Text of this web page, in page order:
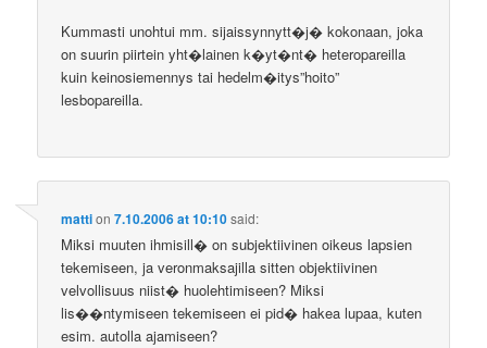
Kummasti unohtui mm. sijaissynnytt�j� kokonaan, joka
on suurin piirtein yht�lainen k�yt�nt� heteropareilla
kuin keinosiemennys tai hedelm�itys”hoito”
lesbopareilla.
mattion7.10.2006 at 10:10said:
Miksi muuten ihmisill� on subjektiivinen oikeus lapsien
tekemiseen, ja veronmaksajilla sitten objektiivinen
velvollisuus niist� huolehtimiseen? Miksi
lis��ntymiseen tekemiseen ei pid� hakea lupaa, kuten
esim. autolla ajamiseen?